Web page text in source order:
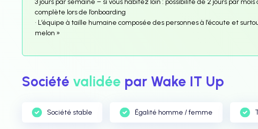
3 jours par semaine – si vous habitez loin : possibilité de 2 jours par
complète lors de l’onboarding
• L’équipe à taille humaine composée des personnes à l’écoute et
melon »
Société validée par Wake IT Up
Société stable Égalité homme / femme